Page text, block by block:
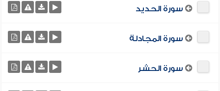
سورة الحديد
سورة المجادلة
سورة الحشر